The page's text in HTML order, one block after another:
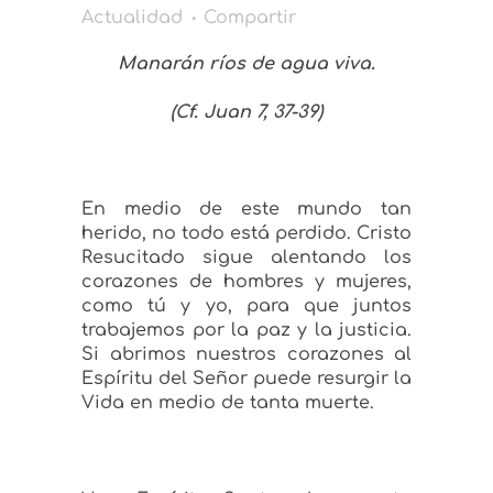
Actualidad Compartir
Manarán ríos de agua viva.
(Cf. Juan 7, 37-39)
En medio de este mundo tan
herido, no todo está perdido. Cristo
Resucitado sigue alentando los
corazones de hombres y mujeres,
como tú y yo, para que juntos
trabajemos por la paz y la justicia.
Si abrimos nuestros corazones al
Espíritu del Señor puede resurgir la
Vida en medio de tanta muerte.